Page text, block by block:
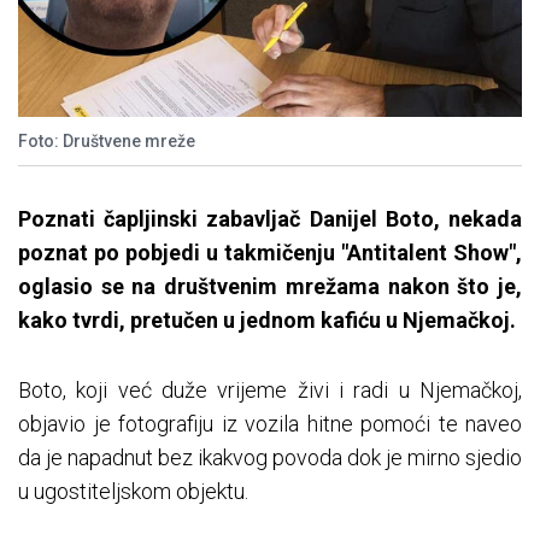
Foto: Društvene mreže
Poznati čapljinski zabavljač Danijel Boto, nekada
poznat po pobjedi u takmičenju "Antitalent Show",
oglasio se na društvenim mrežama nakon što je,
kako tvrdi, pretučen u jednom kafiću u Njemačkoj.
Boto, koji već duže vrijeme živi i radi u Njemačkoj,
objavio je fotografiju iz vozila hitne pomoći te naveo
da je napadnut bez ikakvog povoda dok je mirno sjedio
u ugostiteljskom objektu.